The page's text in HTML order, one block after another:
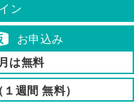
ン
お申込み
は無料
週間 無料）